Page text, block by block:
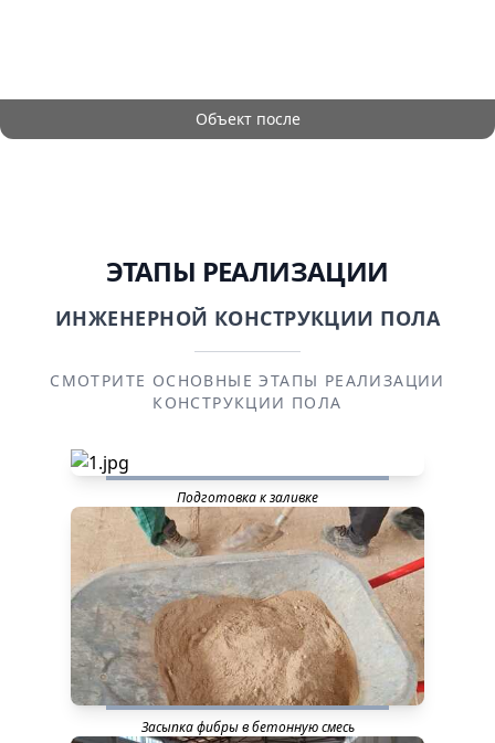
Объект после
ЭТАПЫ РЕАЛИЗАЦИИ
ИНЖЕНЕРНОЙ КОНСТРУКЦИИ ПОЛА
СМОТРИТЕ ОСНОВНЫЕ ЭТАПЫ РЕАЛИЗАЦИИ
КОНСТРУКЦИИ ПОЛА
Подготовка к заливке
Засыпка фибры в бетонную смесь